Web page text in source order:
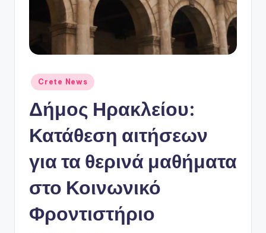
Αναρτήθηκε
σε
Crete News
Δήμος Ηρακλείου:
Κατάθεση αιτήσεων
για τα θερινά μαθήματα
στο Κοινωνικό
Φροντιστήριο